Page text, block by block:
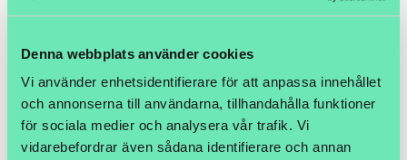
Denna webbplats använder cookies
Vi använder enhetsidentifierare för att anpassa innehållet
och annonserna till användarna, tillhandahålla funktioner
för sociala medier och analysera vår trafik. Vi
vidarebefordrar även sådana identifierare och annan